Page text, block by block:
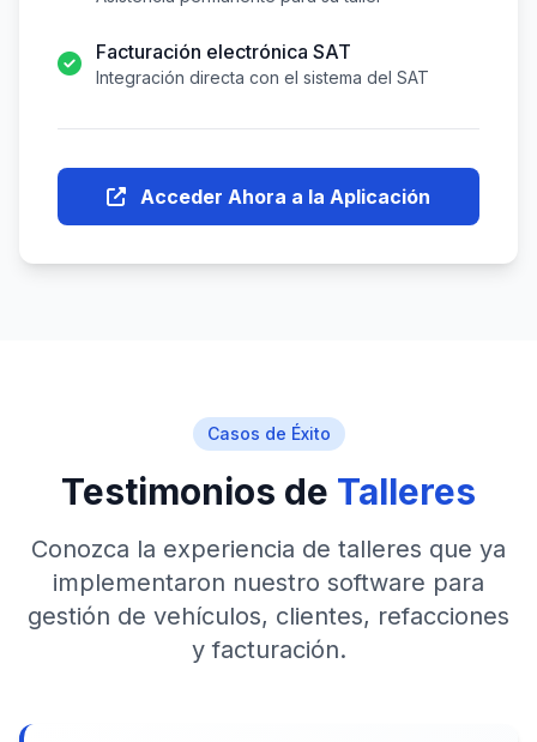
Facturación electrónica SAT
Integración directa con el sistema del SAT
Acceder Ahora a la Aplicación
Casos de Éxito
Testimonios de Talleres
Conozca la experiencia de talleres que ya
implementaron nuestro software para
gestión de vehículos, clientes, refacciones
y facturación.